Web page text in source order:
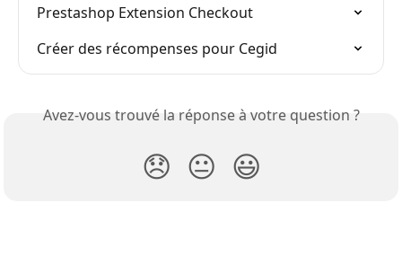
Prestashop Extension Checkout
Créer des récompenses pour Cegid
Avez-vous trouvé la réponse à votre question ?
😞 😐 😃